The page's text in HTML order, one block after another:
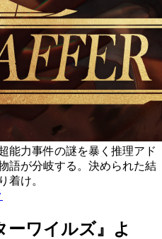
能力事件の謎を暴く推理アド
語が分岐する。決められた結
着け。
ーワイルズ』よ